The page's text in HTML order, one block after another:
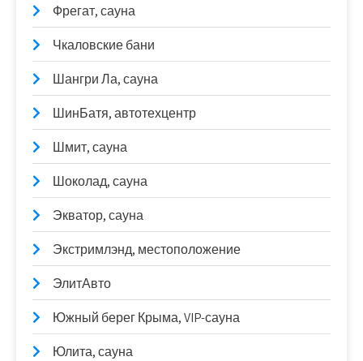
Фрегат, сауна
Чкаловские бани
Шангри Ла, сауна
ШинБатя, автотехцентр
Шмит, сауна
Шоколад, сауна
Экватор, сауна
Экстримлэнд, местоположение
ЭлитАвто
Южный берег Крыма, VIP-сауна
Юлита, сауна